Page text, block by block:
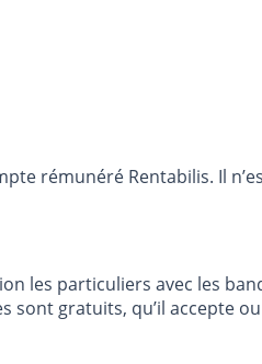
rémunéré Rentabilis. Il
les particuliers avec les
gratuits, qu’il accepte